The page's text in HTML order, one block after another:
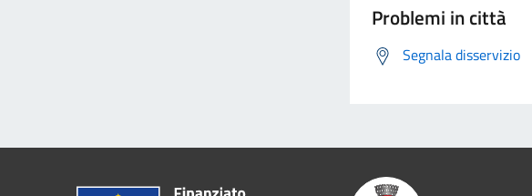
Problemi in città
Segnala disservizio